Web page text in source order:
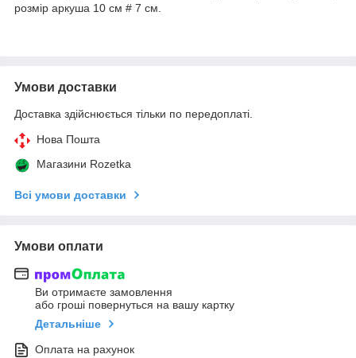
розмір аркуша 10 см # 7 см.
Умови доставки
Доставка здійснюється тільки по передоплаті.
Нова Пошта
Магазини Rozetka
Всі умови доставки
Умови оплати
Ви отримаєте замовлення
або гроші повернуться на вашу картку
Детальніше
Оплата на рахунок